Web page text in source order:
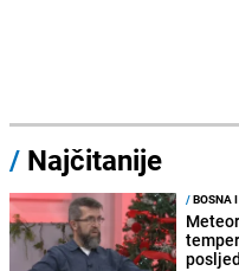
/ Najčitanije
/BOSNA